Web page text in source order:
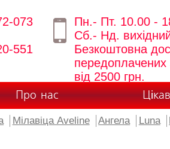
073
551
Пн.- Пт. 10.00 -
Сб.- Нд.
Безкоштовна
від 2500 грн.
Про нас
Мілавіца Aveline Ангела Luna